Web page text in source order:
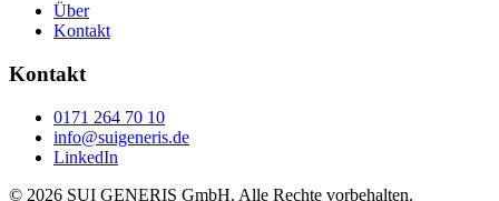
Über
Kontakt
Kontakt
0171 264 70 10
info@suigeneris.de
LinkedIn
© 2026 SUI GENERIS GmbH. Alle Rechte vorbehalten.